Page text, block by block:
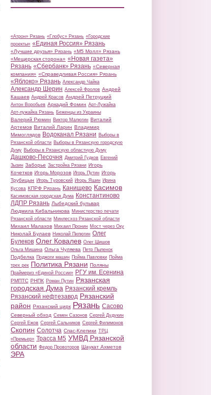
«Атрон» Рязань «Глобус» Рязань «Городские
проекты» «Единая Россия» Рязань
«Лучшие друзья» Рязань «М5 Молл» Рязань
«Мещерская сторона» «Новая газета»
Рязань «Сбербанк» Рязань «Северная
компания» «Справедливая Россия» Рязань
«Яблоко» Рязань Александр Чайка
Александр Шерин Алексей Фролов Андрей
Кашаев Андрей Красов Андрей Петруцкий
Антон Воробьев Аркадий Фомин Арт-Лужайка
Арт-лужайка Рязань Беженцы из Украины
Валерий Рюмин Виктор Малюгин Виталий
Артемов Виталий Ларин Владимир
Мимоглядов Водоканал Рязани Выборы в
Рязанской области Выборы в Рязанскую городскую
Думу Выборы в Рязанскую областную Думу
Дашково-Песочня Дмитрий Гудков Евгений
Зызин Заборье Застройка Рязани Игорь
Кочетков Игорь Морозов Игорь Путин Игорь
Трубицын Игорь Туровский Игорь Яшин Ирина
Кусова КПРФ Рязань Канищево Касимов
Касимовская городская Дума Константиново
ЛДПР Рязань Лыбедский бульвар
Людмила Кибальникова Министерство печати
Рязанской области Минлесхоз Рязанской области
Михаил Малахов Михаил Пронин Мост через Оку
Николай Булаев Николай Пилюгин Олег
Булеков Олег Ковалев Олег Шишов
Ольга Мишина Ольга Чуляева Петр Пыленок
Подбелка Поджоги машин Пойма Павловки Пойма
трех рек Политика Рязани Поляны
Праймериз «Единой России» РГУ им. Есенина
РМПТС РНПК Роман Путин Рязанская
городская Дума Рязанский кремль
Рязанский нефтезавод Рязанский
район Рязанский цирк Рязань Сасово
Северный обход Семен Сазонов Сергей Дудукин
Сергей Ежов Сергей Сальников Сергей Филимонов
Скопин Солотча Спас-Клепики ТРЦ
«Премьер» Трасса М5 УМВД Рязанской
области Федор Провоторов Шаукат Ахметов
ЭРА